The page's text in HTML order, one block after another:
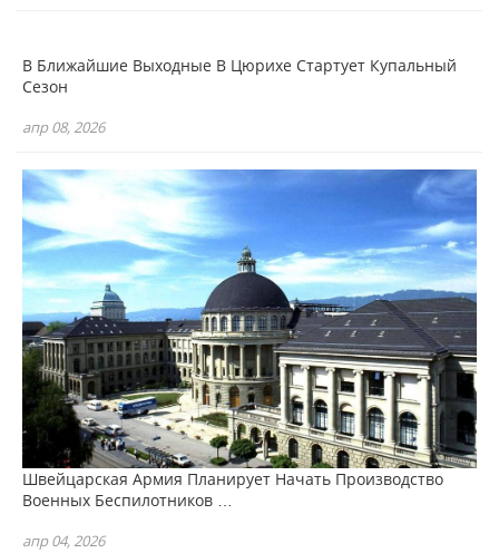
В Ближайшие Выходные В Цюрихе Стартует Купальный
Сезон
апр 08, 2026
Швейцарская Армия Планирует Начать Производство
Военных Беспилотников …
апр 04, 2026